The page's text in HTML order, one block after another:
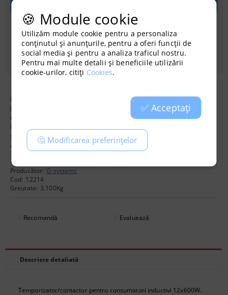
Panou de control pentru controlul procesului de lucru al HPS
(sodiu) și MH (lămpi cu halogenuri metalice) cu un temporizator
care controlează aprinderea și stingerea lămpilor. La modelele cu
ieșire de încălzire, unitatea se aprinde atunci când lămpile sunt
stinse pentru o eficiență energetică maximă. Puterea maximă
admisă a dispozitivului este de până la 2000 W.
Producător: G-systems
Cod: 12214
Greutate: 3.100Kg
Recomandă Evaluează
Achiziționati cu credit
Descriere detaliată
Temporizator/contactor pentru consumatori inductivi 12x600W.
🍪 Module cookie
Utilizăm module cookie pentru a personaliza
conținutul și anunțurile, pentru a oferi funcții de
social media și pentru a analiza traficul nostru.
Pentru mai multe detalii și beneficiile utilizării
cookie-urilor, citiți Cookies.
✅ Acceptați
🤔 Modificarea preferințelor